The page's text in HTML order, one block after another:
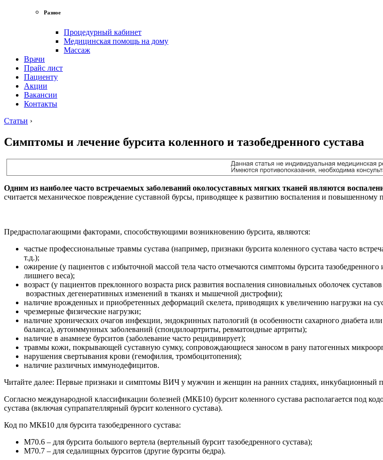
Разное
Процедурный кабинет
Медицинская помощь на дому
Массаж
Врачи
Прайс лист
Пациенту
Акции
Вакансии
Контакты
Статьи ›
Симптомы и лечение бурсита коленного и тазобедренного сустава
Одним из наиболее часто встречаемых заболеваний околосуставных мягких тканей являются
считается механическое повреждение суставной бурсы, приводящее к развитию воспаления и
Предрасполагающими факторами, способствующими возникновению бурсита, являются:
частые профессиональные травмы сустава (например, признаки бурсита коленного сустава часто
т.д.);
ожирение (у пациентов с избыточной массой тела часто отмечаются симптомы бурсита
лишнего веса);
возраст (у пациентов преклонного возраста риск развития воспаления синовиальных оболочек
возрастных дегенеративных изменений в тканях и мышечной дистрофии);
наличие врожденных и приобретенных деформаций скелета, приводящих к увеличению нагрузки на
чрезмерные физические нагрузки;
наличие хронических очагов инфекции, эндокринных патологий (в особенности сахарного диабета
баланса), аутоиммунных заболеваний (спондилоартриты, ревматоидные артриты);
наличие в анамнезе бурситов (заболевание часто рецидивирует);
травмы кожи, покрывающей суставную сумку, сопровождающиеся заносом в рану патогенных
нарушения свертывания крови (гемофилия, тромбоцитопения);
наличие различных иммунодефицитов.
Читайте далее: Первые признаки и симптомы ВИЧ у мужчин и женщин на ранних стадиях, инкубационный
Согласно международной классификации болезней (МКБ10) бурсит коленного сустава располагается под
сустава (включая супрапателлярный бурсит коленного сустава).
Код по МКБ10 для бурсита тазобедренного сустава:
М70.6 – для бурсита большого вертела (вертельный бурсит тазобедренного сустава);
М70.7 – для седалищных бурситов (другие бурситы бедра).